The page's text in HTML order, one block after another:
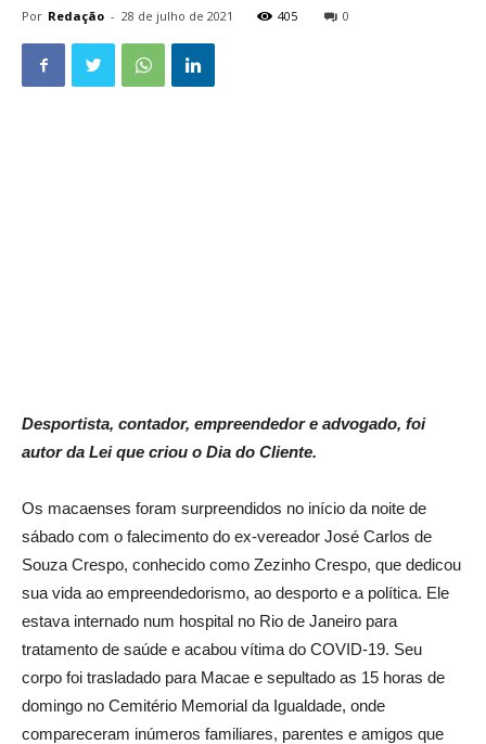
Por Redação - 28 de julho de 2021 405 0
Desportista, contador, empreendedor e advogado, foi
autor da Lei que criou o Dia do Cliente.
Os macaenses foram surpreendidos no início da noite de
sábado com o falecimento do ex-vereador José Carlos de
Souza Crespo, conhecido como Zezinho Crespo, que dedicou
sua vida ao empreendedorismo, ao desporto e a política. Ele
estava internado num hospital no Rio de Janeiro para
tratamento de saúde e acabou vítima do COVID-19. Seu
corpo foi trasladado para Macae e sepultado as 15 horas de
domingo no Cemitério Memorial da Igualdade, onde
compareceram inúmeros familiares, parentes e amigos que